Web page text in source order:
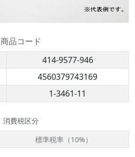
商品コード
414-9577-946
4560379743169
1-3461-11
消費税区分
標準税率（10%）